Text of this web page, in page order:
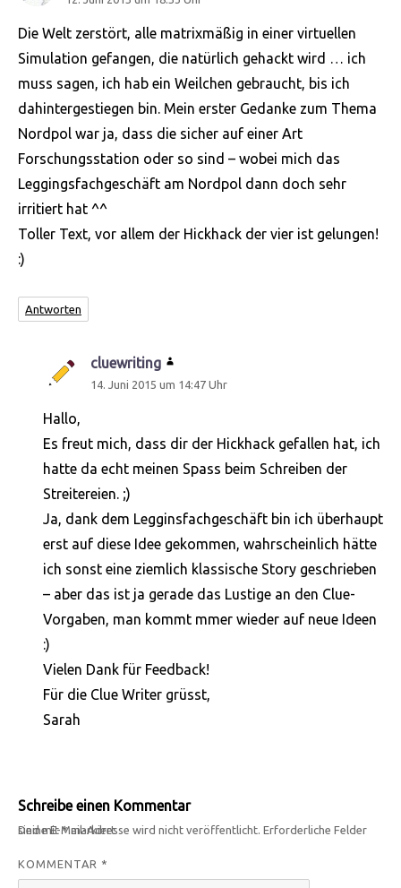
Die Welt zerstört, alle matrixmäßig in einer virtuellen
Simulation gefangen, die natürlich gehackt wird … ich
muss sagen, ich hab ein Weilchen gebraucht, bis ich
dahintergestiegen bin. Mein erster Gedanke zum Thema
Nordpol war ja, dass die sicher auf einer Art
Forschungsstation oder so sind – wobei mich das
Leggingsfachgeschäft am Nordpol dann doch sehr
irritiert hat ^^
Toller Text, vor allem der Hickhack der vier ist gelungen!
:)
Antworten
cluewriting
14. Juni 2015 um 14:47 Uhr
Hallo,
Es freut mich, dass dir der Hickhack gefallen hat, ich
hatte da echt meinen Spass beim Schreiben der
Streitereien. ;)
Ja, dank dem Legginsfachgeschäft bin ich überhaupt
erst auf diese Idee gekommen, wahrscheinlich hätte
ich sonst eine ziemlich klassische Story geschrieben
– aber das ist ja gerade das Lustige an den Clue-
Vorgaben, man kommt mmer wieder auf neue Ideen
:)
Vielen Dank für Feedback!
Für die Clue Writer grüsst,
Sarah
Schreibe einen Kommentar
Deine E-Mail-Adresse wird nicht veröffentlicht.
Erforderliche Felder sind mit*markiert
KOMMENTAR *